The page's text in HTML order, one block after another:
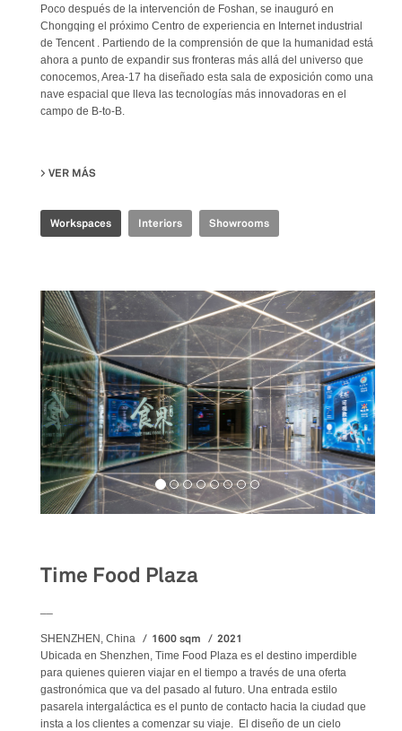
Poco después de la intervención de Foshan, se inauguró en
Chongqing el próximo Centro de experiencia en Internet industrial
de Tencent . Partiendo de la comprensión de que la humanidad está
ahora a punto de expandir sus fronteras más allá del universo que
conocemos, Area-17 ha diseñado esta sala de exposición como una
nave espacial que lleva las tecnologías más innovadoras en el
campo de B-to-B.
VER MÁS
Workspaces Interiors Showrooms
Time Food Plaza
SHENZHEN, China 1600 sqm 2021
Ubicada en Shenzhen, Time Food Plaza es el destino imperdible
para quienes quieren viajar en el tiempo a través de una oferta
gastronómica que va del pasado al futuro. Una entrada estilo
pasarela intergaláctica es el punto de contacto hacia la ciudad que
insta a los clientes a comenzar su viaje. El diseño de un cielo